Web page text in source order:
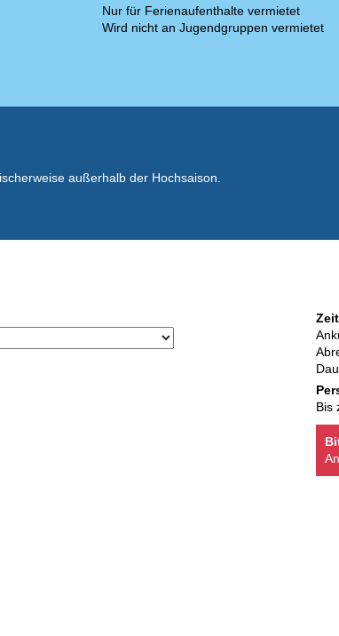
Nur für Ferienaufenthalte vermietet
Wird nicht an Jugendgruppen vermietet
außerhalb der Hochsaison.
Bis